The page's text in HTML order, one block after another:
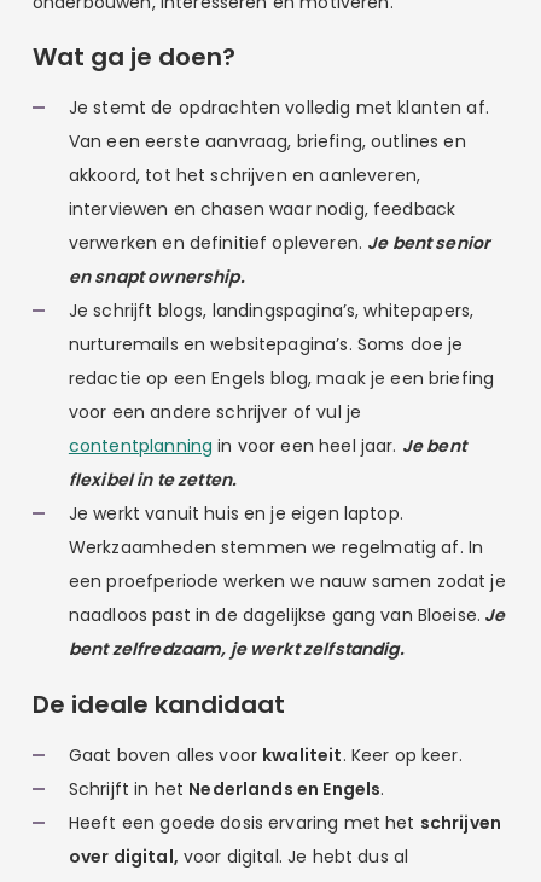
Wat ga je doen?
Je stemt de opdrachten volledig met klanten af.
Van een eerste aanvraag, briefing, outlines en
akkoord, tot het schrijven en aanleveren,
interviewen en chasen waar nodig, feedback
verwerken en definitief opleveren. Je bent senior
en snapt ownership.
Je schrijft blogs, landingspagina’s, whitepapers,
nurturemails en websitepagina’s. Soms doe je
redactie op een Engels blog, maak je een briefing
voor een andere schrijver of vul je
contentplanning in voor een heel jaar. Je bent
flexibel in te zetten.
Je werkt vanuit huis en je eigen laptop.
Werkzaamheden stemmen we regelmatig af. In
een proefperiode werken we nauw samen zodat je
naadloos past in de dagelijkse gang van Bloeise. Je
bent zelfredzaam, je werkt zelfstandig.
De ideale kandidaat
Gaat boven alles voor kwaliteit. Keer op keer.
Schrijft in het Nederlands en Engels.
Heeft een goede dosis ervaring met het schrijven
over digital, voor digital. Je hebt dus al